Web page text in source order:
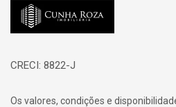
Página inicial
CRECI: 8822-J
Os valores, condições e